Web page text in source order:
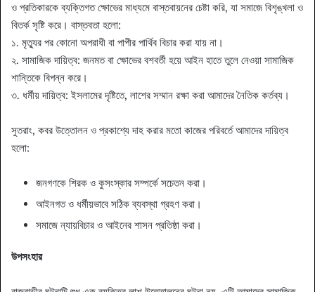
ও প্রতিকারকে ব্যক্তিগত ক্ষোভের মাধ্যমে বাস্তবায়নের চেষ্টা করি, যা সমাজে বিশৃঙ্খলা ও
বিতর্ক সৃষ্টি করে। বাস্তবতা হলো:
১. মৃত্যুর পর কোনো অপরাধী বা পাপীর পার্থিব বিচার করা যায় না।
২. সামাজিক দায়িত্ব: জনমত বা ক্ষোভের বশবর্তী হয়ে আইন হাতে তুলে নেওয়া সামাজিক
শান্তিকে বিপন্ন করে।
৩. ধর্মীয় দায়িত্ব: ইসলামের দৃষ্টিতে, লাশের সম্মান রক্ষা করা আমাদের নৈতিক কর্তব্য।
সুতরাং, কবর উত্তোলন ও প্রকাশ্যে দাহ করার মতো কাজের পরিবর্তে আমাদের দায়িত্ব
হলো:
জনগণকে শিরক ও কুসংস্কার সম্পর্কে সচেতন করা।
আইনগত ও ধর্মীয়ভাবে সঠিক ব্যবস্থা গ্রহণ করা।
সমাজে ন্যায়বিচার ও আইনের শাসন প্রতিষ্ঠা করা।
উপসংহার